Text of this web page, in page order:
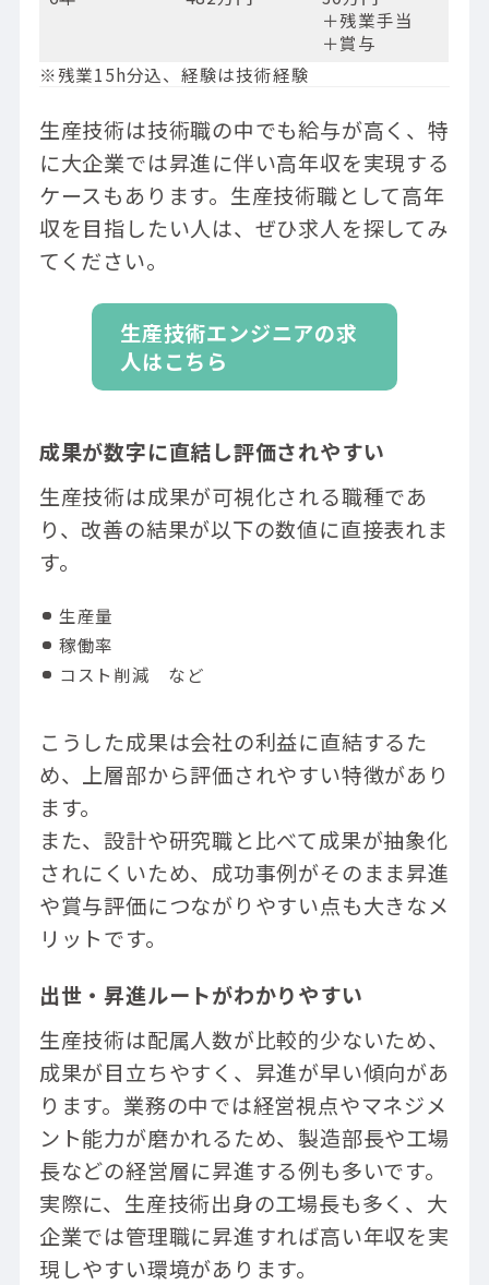
＋残業手当
＋賞与
※残業15h分込、経験は技術経験
生産技術は技術職の中でも給与が高く、特
に大企業では昇進に伴い高年収を実現する
ケースもあります。生産技術職として高年
収を目指したい人は、ぜひ求人を探してみ
てください。
生産技術エンジニアの求
人はこちら
成果が数字に直結し評価されやすい
生産技術は成果が可視化される職種であ
り、改善の結果が以下の数値に直接表れま
す。
生産量
稼働率
コスト削減 など
こうした成果は会社の利益に直結するた
め、上層部から評価されやすい特徴があり
ます。
また、設計や研究職と比べて成果が抽象化
されにくいため、成功事例がそのまま昇進
や賞与評価につながりやすい点も大きなメ
リットです。
出世・昇進ルートがわかりやすい
生産技術は配属人数が比較的少ないため、
成果が目立ちやすく、昇進が早い傾向があ
ります。業務の中では経営視点やマネジメ
ント能力が磨かれるため、製造部長や工場
長などの経営層に昇進する例も多いです。
実際に、生産技術出身の工場長も多く、大
企業では管理職に昇進すれば高い年収を実
現しやすい環境があります。